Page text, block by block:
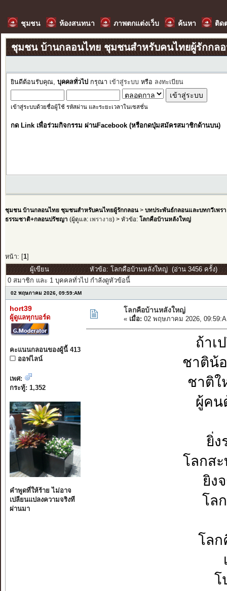
ชุมชน ห้องสนทนา ภาพตกแต่งเว็บ ค้นหา ติด
ชุมชน บ้านกลอนไทย ชุมชนสำหรับคนไทยผู้รักกล
ยินดีต้อนรับคุณ, บุคคลทั่วไป กรุณา เข้าสู่ระบบ หรือ ลงทะเบียน
เข้าสู่ระบบด้วยชื่อผู้ใช้ รหัสผ่าน และระยะเวลาในเซสชั่น
กด Link เพื่อร่วมกิจกรรม ผ่านFacebook (หรือกดปุ่มสมัครสมาชิกด้านบน)
ชุมชน บ้านกลอนไทย ชุมชนสำหรับคนไทยผู้รักกลอน> บทประพันธ์กลอนและบทกวีเพรา
ธรรมชาติ+กลอนปรัชญา (ผู้ดูแล: เพรางาย) > หัวข้อ: โลกคือบ้านหลังใหญ่
หน้า: [ 1]
ผู้เขียน
หัวข้อ: โลกคือบ้านหลังใหญ่ (อ่าน 3456 ครั้ง)
0 สมาชิก และ 1 บุคคลทั่วไป กำลังดูหัวข้อนี้
02 พฤษภาคม 2026, 09:59:AM
hort39
ผู้ดูแลทุกบอร์ด
คะแนนกลอนของผู้นี้ 413
ออฟไลน์
เพศ:
กระทู้: 1,352
คำพูดที่ให้ร้าย ไม่อาจ
เปลียนแปลงความจริงที
ผ่านมา
โลกคือบ้านหลังใหญ่
« เมื่อ: 02 พฤษภาคม 2026,
ถ้าเ
ชาติน้
ชาติใ
ผู้คน
ยิ่ง
โลกส
ยิง
โล
โลก
โ